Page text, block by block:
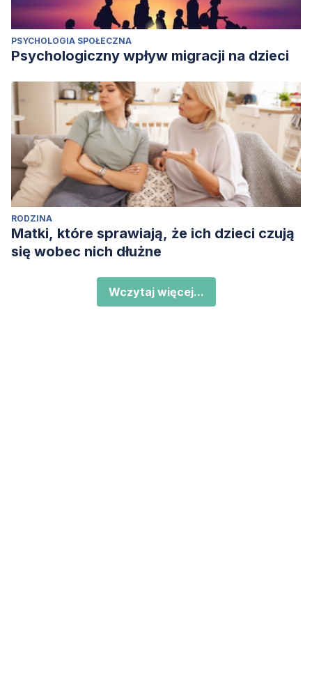
PSYCHOLOGIA SPOŁECZNA
Psychologiczny wpływ migracji na dzieci
RODZINA
Matki, które sprawiają, że ich dzieci czują
się wobec nich dłużne
Wczytaj więcej...